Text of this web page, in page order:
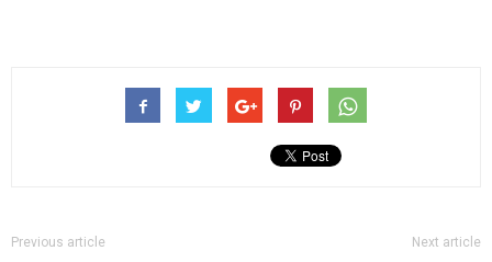
Previous article Next article